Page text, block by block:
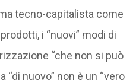
tecno-capitalista come
i “nuovi” modi di
“che non si può
“di nuovo” non è un “vero